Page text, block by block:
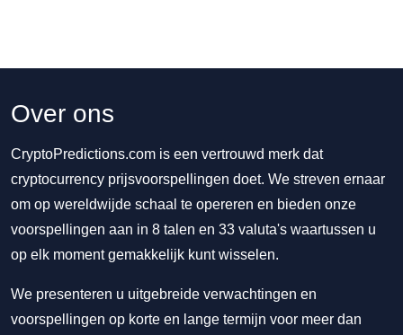
Over ons
CryptoPredictions.com is een vertrouwd merk dat
cryptocurrency prijsvoorspellingen doet. We streven ernaar
om op wereldwijde schaal te opereren en bieden onze
voorspellingen aan in 8 talen en 33 valuta's waartussen u
op elk moment gemakkelijk kunt wisselen.
We presenteren u uitgebreide verwachtingen en
voorspellingen op korte en lange termijn voor meer dan